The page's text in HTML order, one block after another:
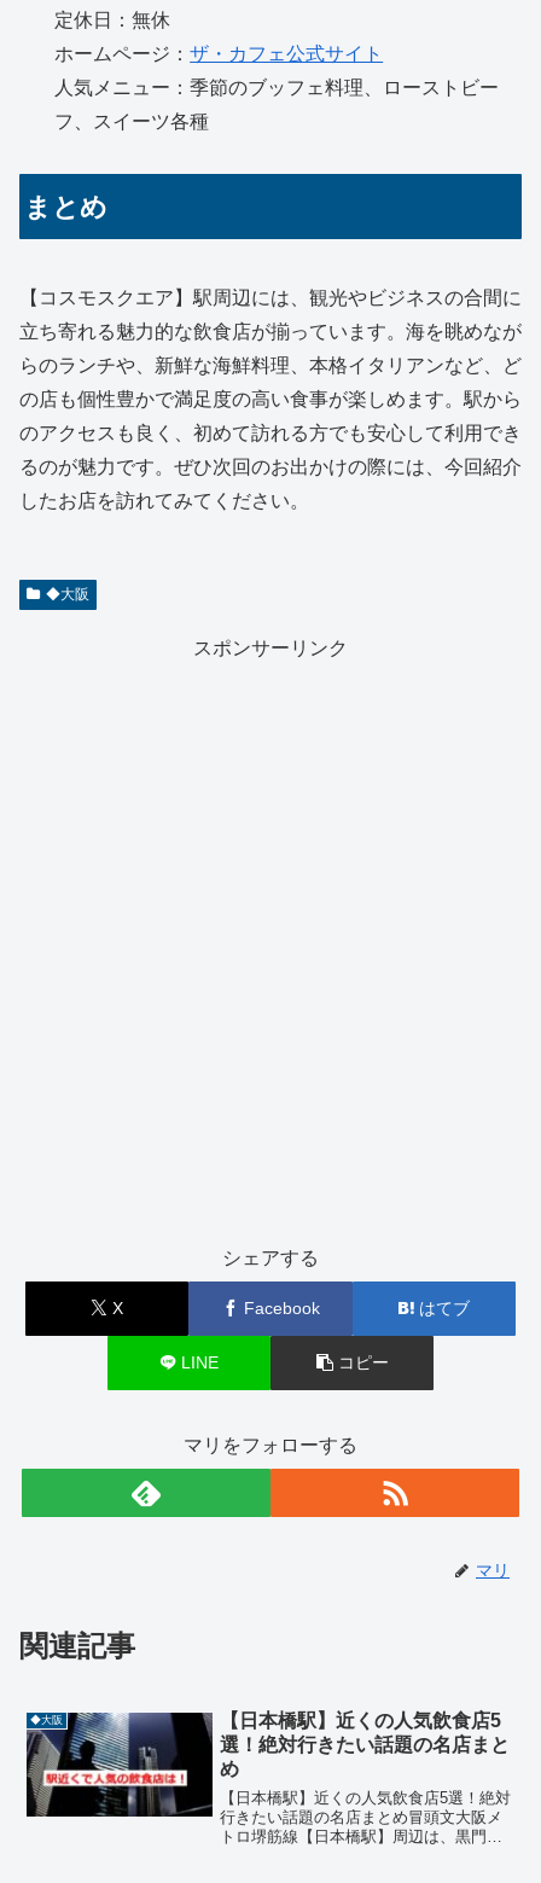
定休日：無休
ホームページ：ザ・カフェ公式サイト
人気メニュー：季節のブッフェ料理、ローストビー
フ、スイーツ各種
まとめ
【コスモスクエア】駅周辺には、観光やビジネスの合間に
立ち寄れる魅力的な飲食店が揃っています。海を眺めなが
らのランチや、新鮮な海鮮料理、本格イタリアンなど、ど
の店も個性豊かで満足度の高い食事が楽しめます。駅から
のアクセスも良く、初めて訪れる方でも安心して利用でき
るのが魅力です。ぜひ次回のお出かけの際には、今回紹介
したお店を訪れてみてください。
◆大阪
スポンサーリンク
シェアする
X Facebook はてブ
LINE コピー
マリをフォローする
マリ
関連記事
◆大阪
【日本橋駅】近くの人気飲食店5
選！絶対行きたい話題の名店まと
め
【日本橋駅】近くの人気飲食店5選！絶対
行きたい話題の名店まとめ冒頭文大阪メ
トロ堺筋線【日本橋駅】周辺は、黒門市